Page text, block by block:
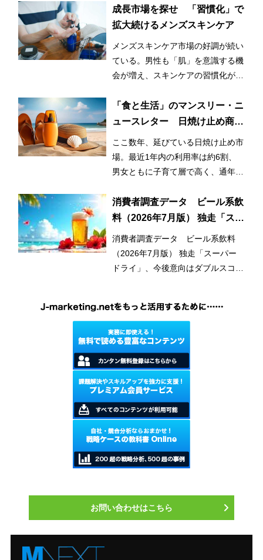
成長市場を探せ 「習慣化」で
拡大続けるメンズスキンケア
メンズスキンケア市場の好調が続い
ている。男性も「肌」を意識する機
会が増え、スキンケアの習慣化が始
「食と生活」のマンスリー・ニ
ュースレター 日焼け止め商品
の利用率が3割増！ 日常的かつ
早期化・長期化する日焼け止め
市場
ここ数年、延びている日焼け止め市
場。最近1年内の利用率は約6割、
男女ともに子育て層で高く、通年利
とつの要因となっている。
消費者調査データ ビール系飲
料（2026年7月版） 独走「スー
パードライ」、今後意向はダブ
ルスコアに
消費者調査データ ビール系飲料
（2026年7月版） 独走「スーパー
ドライ」、今後意向はダブルスコア
お問い合わせはこちら